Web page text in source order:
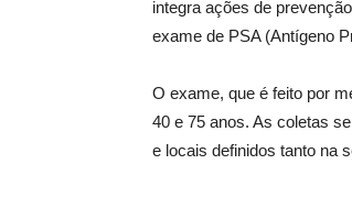
integra ações de
exame de PSA (Antígeno
O exame, que é feito por
40 e 75 anos. As coletas
e locais definidos tanto na